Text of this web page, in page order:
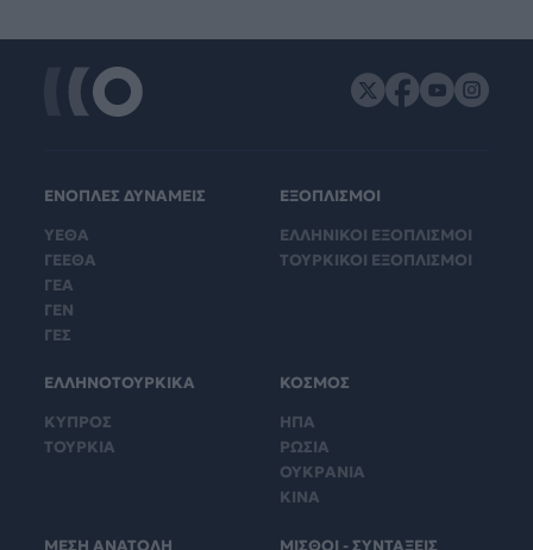
ΕΝΟΠΛΕΣ ΔΥΝΑΜΕΙΣ
ΥΕΘΑ
ΓΕΕΘΑ
ΓΕΑ
ΓΕΝ
ΓΕΣ
ΕΞΟΠΛΙΣΜΟΙ
ΕΛΛΗΝΙΚΟΙ ΕΞΟΠΛΙΣΜΟΙ
ΤΟΥΡΚΙΚΟΙ ΕΞΟΠΛΙΣΜΟΙ
ΕΛΛΗΝΟΤΟΥΡΚΙΚΑ
ΚΥΠΡΟΣ
ΤΟΥΡΚΙΑ
ΚΟΣΜΟΣ
ΗΠΑ
ΡΩΣΙΑ
ΟΥΚΡΑΝΙΑ
ΚΙΝΑ
ΜΕΣΗ ΑΝΑΤΟΛΗ ΜΙΣΘΟΙ - ΣΥΝΤΑΞΕΙΣ